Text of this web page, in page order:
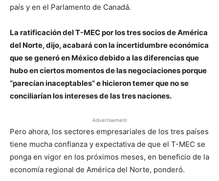
país y en el Parlamento de Canadá.
La ratificación del T-MEC por los tres socios de América
del Norte, dijo, acabará con la incertidumbre económica
que se generó en México debido a las diferencias que
hubo en ciertos momentos de las negociaciones porque
“parecían inaceptables” e hicieron temer que no se
conciliarían los intereses de las tres naciones.
Advertisement
Pero ahora, los sectores empresariales de los tres países
tiene mucha confianza y expectativa de que el T-MEC se
ponga en vigor en los próximos meses, en beneficio de la
economía regional de América del Norte, ponderó.